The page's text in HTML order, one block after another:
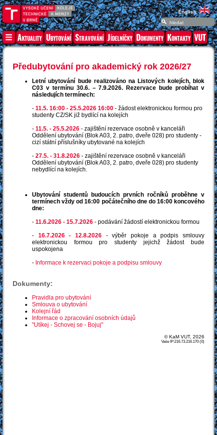
English
Aktuality Ubytování Stravování Jídelníčky Dokumenty Kontakty VUT
Předubytování pro akademický rok 2026/27
Letní ubytování bude realizováno na Listových kolejích, blok
C03 v termínu 30.6. – 7.9.2026. Rezervace bude probíhat v
následujích termínech:
- 11.5. 16:00 - 25.5.2026 16:00 - žádost elektronickou formou pro
studenty CZ/SK již bydlící na kolejích
- 11.5. - 25.5.2026 - zajištění rezervace osobně v kanceláři
Oddělení ubytování (Blok A03, 2. patro, dveře 028) pro studenty -
cizí státní příslušníky ubytované na kolejích
- 27.5. - 31.8.2026 - zajištění rezervace osobně v kanceláři
Oddělení ubytování (Blok A03, 2. patro, dveře 028) pro studenty
nebydlící na kolejích.
Ubytování studentů budoucích prvních ročníků proběhne v
termínech vždy od 16:00 počátečního dne do 16:00 koncového
dne:
- 11.6.2026 - 15.7.2026 - podávání žádostí elektronickou formou
- 16.7.2026 - 12.8.2026 - výběr pokoje a podpis smlouvy
elektronickou formou pro studenty jejichž žádost bude
uspokojena
- Informace k rezervaci pokoje a podpisu smlouvy
Dokumenty:
Pravidla pro ubytování
Smlouva o ubytování
Kolejní řád
Informace o zpracování osobních údajů
"Utíkej - Schovej se - Bojuj"
© KaM VUT, 2026
Vaše IP:216.73.216.170 (0)